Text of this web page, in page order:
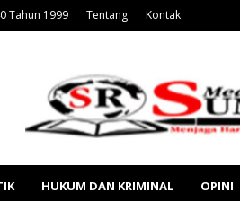
Tahun 1999 Tentang Kontak
HUKUM DAN KRIMINAL OPINI